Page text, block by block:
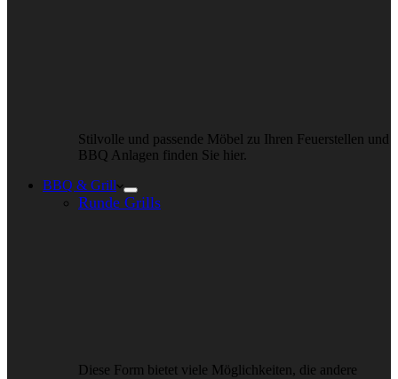
Stilvolle und passende Möbel zu Ihren Feuerstellen und
BBQ Anlagen finden Sie hier.
BBQ & Grill
Runde Grills
Diese Form bietet viele Möglichkeiten, die andere